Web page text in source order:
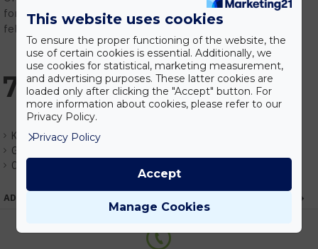
forrásból! Szakmai támogatás, tervezés, gyári garanciális
feltételek.
Készlet:Raktáron
Gyártó:
Cikkszám:
7.553 Ft
ADATOK
This website uses cookies
To ensure the proper functioning of the website, the
use of certain cookies is essential. Additionally, we
use cookies for statistical, marketing measurement,
and advertising purposes. These latter cookies are
loaded only after clicking the "Accept" button. For
more information about cookies, please refer to our
Privacy Policy.
Privacy Policy
Manage Cookies
Accept